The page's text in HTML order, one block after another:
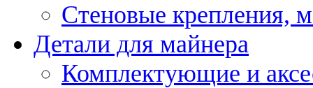
Стеновые крепления,
Детали для майнера
Комплектующие и